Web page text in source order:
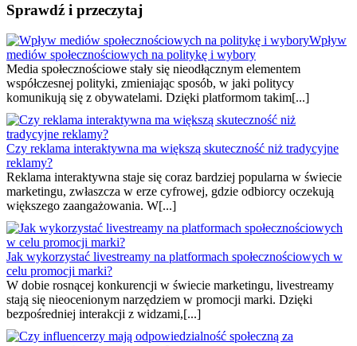
Sprawdź i przeczytaj
Wpływ
mediów społecznościowych na politykę i wybory
Media społecznościowe stały się nieodłącznym elementem
współczesnej polityki, zmieniając sposób, w jaki politycy
komunikują się z obywatelami. Dzięki platformom takim[...]
Czy reklama interaktywna ma większą skuteczność niż tradycyjne
reklamy?
Reklama interaktywna staje się coraz bardziej popularna w świecie
marketingu, zwłaszcza w erze cyfrowej, gdzie odbiorcy oczekują
większego zaangażowania. W[...]
Jak wykorzystać livestreamy na platformach społecznościowych w
celu promocji marki?
W dobie rosnącej konkurencji w świecie marketingu, livestreamy
stają się nieocenionym narzędziem w promocji marki. Dzięki
bezpośredniej interakcji z widzami,[...]